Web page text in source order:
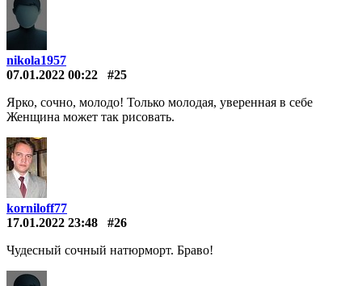
nikola1957
07.01.2022 00:22
#25
Ярко, сочно, молодо! Только молодая, уверенная в себе
Женщина может так рисовать.
korniloff77
17.01.2022 23:48
#26
Чудесный сочный натюрморт. Браво!